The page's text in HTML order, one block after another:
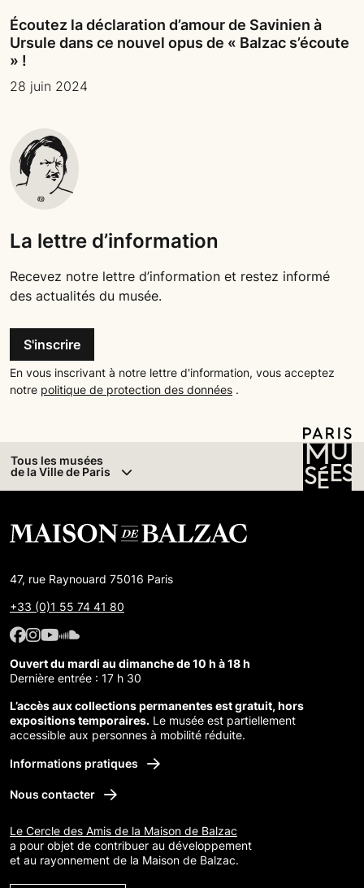
Écoutez la déclaration d’amour de Savinien à
Ursule dans ce nouvel opus de « Balzac s’écoute
» !
28 juin 2024
La lettre d’information
Recevez notre lettre d’information et restez informé
des actualités du musée.
S'inscrire
En vous inscrivant à notre lettre d'information, vous acceptez
notre politique de protection des données .
Tous les musées
de la Ville de Paris
47, rue Raynouard 75016 Paris
+33 (0)1 55 74 41 80
Facebook : Maison de Balzac
Facebook : Maison de Balzac
Youtube : Maison de Balzac
SoundCloud : Maison de Balzac
Ouvert du mardi au dimanche de 10 h à 18 h
Dernière entrée : 17 h 30
L’accès aux collections permanentes est gratuit, hors
expositions temporaires. Le musée est partiellement
accessible aux personnes à mobilité réduite.
Informations pratiques
Nous contacter
Le Cercle des Amis de la Maison de Balzac
a pour objet de contribuer au développement
et au rayonnement de la Maison de Balzac.